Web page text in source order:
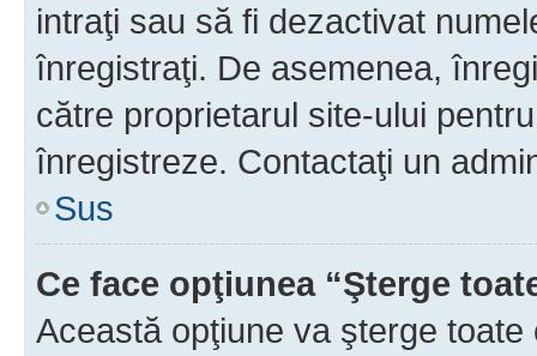
intraţi sau să fi dezactivat
înregistraţi. De asemenea,
către proprietarul site-ului
înregistreze. Contactaţi un
Sus
Ce face opţiunea “Şterge
Această opţiune va şterge